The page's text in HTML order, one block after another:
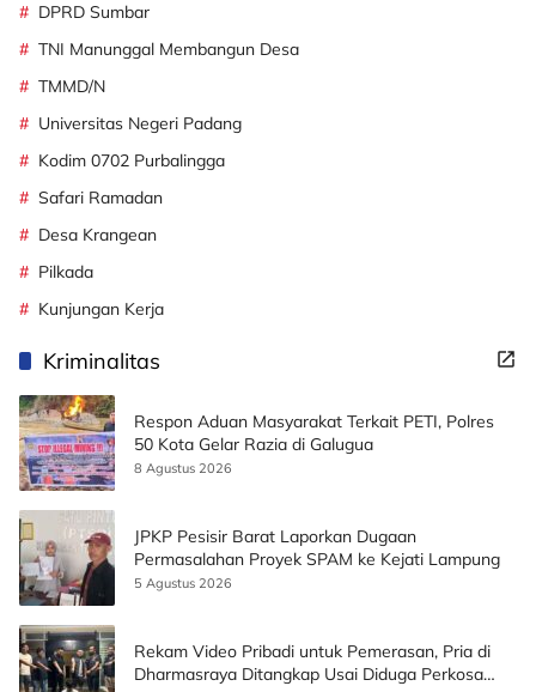
DPRD Sumbar
TNI Manunggal Membangun Desa
TMMD/N
Universitas Negeri Padang
Kodim 0702 Purbalingga
Safari Ramadan
Desa Krangean
Pilkada
Kunjungan Kerja
Kriminalitas
Respon Aduan Masyarakat Terkait PETI, Polres
50 Kota Gelar Razia di Galugua
8 Agustus 2026
JPKP Pesisir Barat Laporkan Dugaan
Permasalahan Proyek SPAM ke Kejati Lampung
5 Agustus 2026
Rekam Video Pribadi untuk Pemerasan, Pria di
Dharmasraya Ditangkap Usai Diduga Perkosa